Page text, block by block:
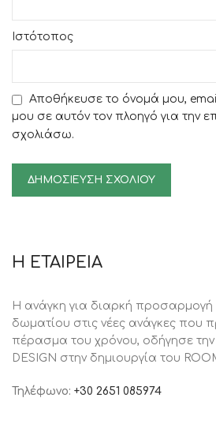
Ιστότοπος
Αποθήκευσε το όνομά μου,
μου σε αυτόν τον πλοηγό για την
σχολιάσω.
Η ΕΤΑΙΡΕΙΑ
Η ανάγκη για διαρκή προσαρμογή
δωματίου στις νέες ανάγκες που
πέρασμα του χρόνου, oδήγησε την
DESIGN στην δημιουργία του
Τηλέφωνο: +30 2651 085974